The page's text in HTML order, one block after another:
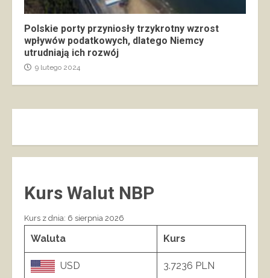
Polskie porty przyniosły trzykrotny wzrost
wpływów podatkowych, dlatego Niemcy
utrudniają ich rozwój
9 lutego 2024
Kurs Walut NBP
Kurs z dnia: 6 sierpnia 2026
Waluta Kurs
USD 3.7236 PLN